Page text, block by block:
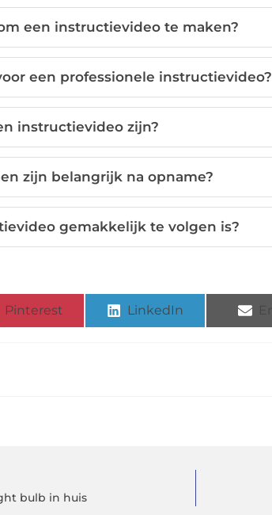
een instructievideo te maken?
een professionele instructievideo?
instructievideo zijn?
zijn belangrijk na opname?
gemakkelijk te volgen is?
Pinterest LinkedIn
bulb in huis